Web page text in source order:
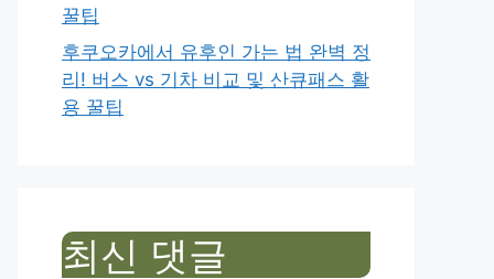
꿀팁
후쿠오카에서 유후인 가는 법 완벽 정
리! 버스 vs 기차 비교 및 산큐패스 활
용 꿀팁
최신 댓글